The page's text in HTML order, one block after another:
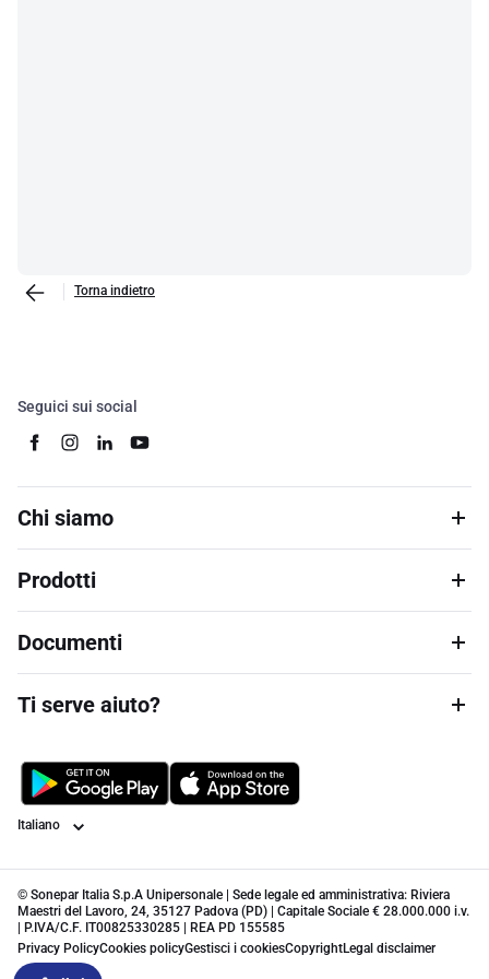
Torna indietro
Seguici sui social
Chi siamo
Prodotti
Documenti
Ti serve aiuto?
Lingua
© Sonepar Italia S.p.A Unipersonale | Sede legale ed amministrativa: Riviera
Maestri del Lavoro, 24, 35127 Padova (PD) | Capitale Sociale € 28.000.000 i.v.
| P.IVA/C.F. IT00825330285 | REA PD 155585
Privacy PolicyCookies policyGestisci i cookiesCopyrightLegal disclaimer